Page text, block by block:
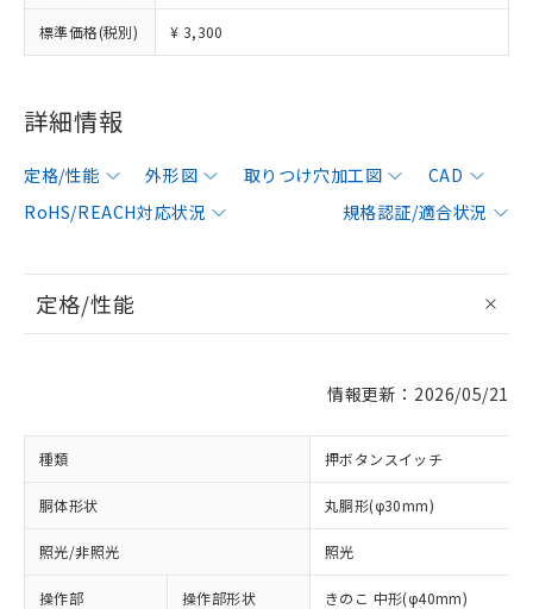
標準価格(税別) ¥ 3,300
詳細情報
定格/性能 外形図 取りつけ穴加工図
CAD
RoHS/REACH対応状況
規格認証/適合状況
定格/性能
情報更新：2026/05/21
種類 押ボタンスイッチ
胴体形状 丸胴形(φ30mm)
照光/非照光 照光
操作部 操作部形状 きのこ 中形(φ40mm)